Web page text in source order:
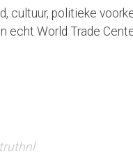
cultuur, politieke
World Trade